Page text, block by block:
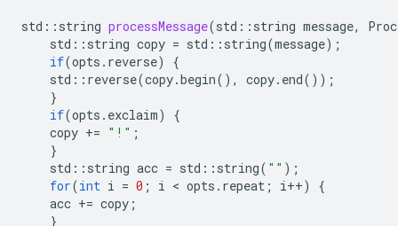
std :: string processMessage(std :: string message,
std :: string copy = std :: string(message);
if(opts . reverse)
{
std :: reverse(copy.begin(), copy. end());
}
if(opts . exclaim)
{
copy += "!" ;
}
std :: string acc = std :: string( "" );
for(int i = 0 ; i < opts . repeat ; i++)
{
acc += copy ;
}